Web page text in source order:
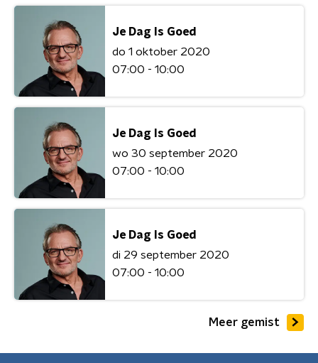
Je Dag Is Goed
do 1 oktober 2020
07:00 - 10:00
Je Dag Is Goed
wo 30 september 2020
07:00 - 10:00
Je Dag Is Goed
di 29 september 2020
07:00 - 10:00
Meer gemist